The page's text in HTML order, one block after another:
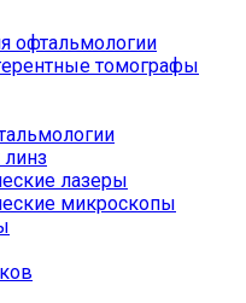
офтальмологии
томографы
лазеры
микроскопы